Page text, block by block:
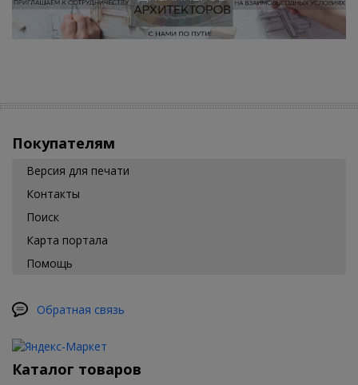
Покупателям
Версия для печати
Контакты
Поиск
Карта портала
Помощь
Обратная связь
Каталог товаров